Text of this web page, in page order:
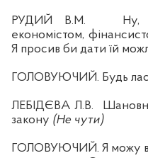
РУДИЙ В.М.
економістом,
Я просив би дати їй
ГОЛОВУЮЧИЙ. Будь
ЛЕБІ ДЄВА Л.В.
закону (Не чути)
ГОЛОВУЮЧИЙ. Я можу